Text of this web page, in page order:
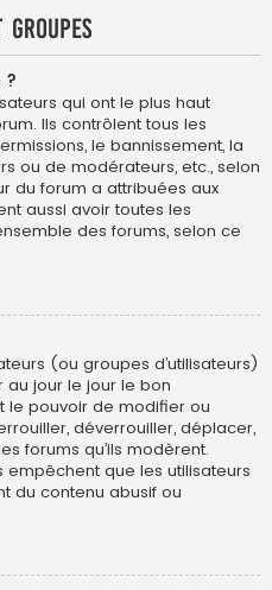
groupes
?
qui ont le plus haut
Ils contrôlent tous les
le bannissement, la
ou de modérateurs, etc., selon
du forum a attribuées aux
aussi avoir toutes les
des forums, selon ce
(ou groupes d’utilisateurs)
au jour le jour le bon
le pouvoir de modifier ou
déverrouiller, déplacer,
forums qu’ils modèrent.
que les utilisateurs
du contenu abusif ou